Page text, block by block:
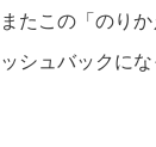
またこの「のり
ッシュバックにな